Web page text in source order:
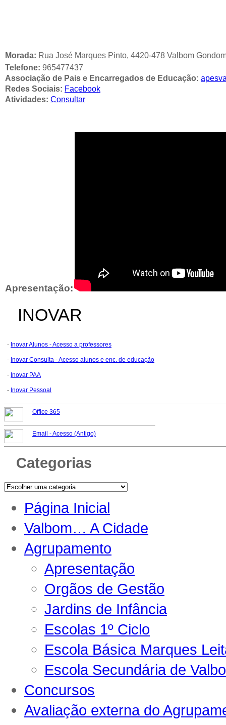
Morada: Rua José Marques Pinto, 4420-478 Valbom
Telefone: 965477437
Associação de Pais e Encarregados de Educação:
Redes Sociais: Facebook
Atividades: Consultar
Apresentação:
INOVAR
- Inovar Alunos - Acesso a professores
- Inovar Consulta - Acesso alunos e enc. de educação
- Inovar PAA
- Inovar Pessoal
Office 365
Email -Acesso (Antigo)
Categorias
Página Inicial
Valbom… A Cidade
Agrupamento
Apresentação
Orgãos de Gestão
Jardins de Infância
Escolas 1º Ciclo
Escola Básica Marques
Escola Secundária de
Concursos
Avaliação externa do